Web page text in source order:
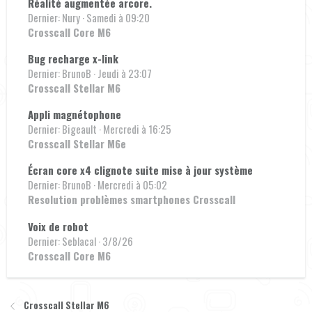
Dernier: Nury Samedi à 09:20
Crosscall Core M6
Bug recharge x-link
Dernier: BrunoB Jeudi à 23:07
Crosscall Stellar M6
Appli magnétophone
Dernier: Bigeault Mercredi à 16:25
Crosscall Stellar M6e
Écran core x4 clignote suite mise à jour système
Dernier: BrunoB Mercredi à 05:02
Resolution problèmes smartphones Crosscall
Voix de robot
Dernier: Seblacal 3/8/26
Crosscall Core M6
Crosscall Stellar M6